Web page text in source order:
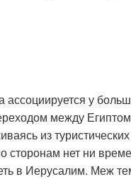
у
между
из
сторонам нет ни
в Иерусалим. Меж